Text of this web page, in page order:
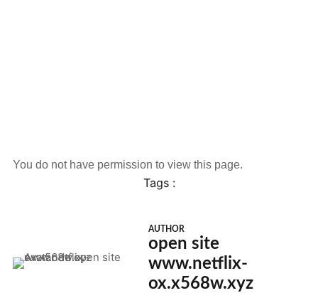
You do not have permission to view this page.
Tags :
AUTHOR
open site
www.netflix-
ox.x568w.xyz